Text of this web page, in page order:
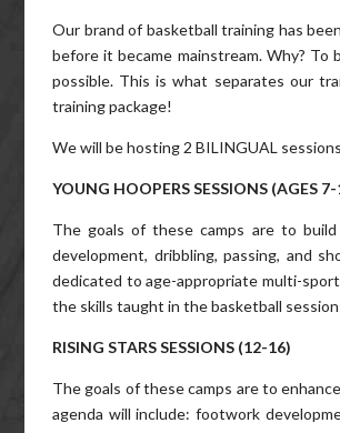
Our brand of basketball training has
before it became mainstream. Why?
possible. This is what separates our
training package!
We will be hosting 2 BILINGUAL
YOUNG HOOPERS SESSIONS (AGES
The goals of these camps are to
development, dribbling, passing, and
dedicated to age-appropriate multi-
the skills taught in the basketball
RISING STARS SESSIONS (12-16)
The goals of these camps are to
agenda will include: footwork